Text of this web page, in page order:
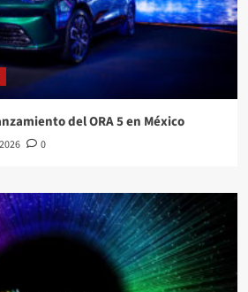
del ORA 5 en México
0